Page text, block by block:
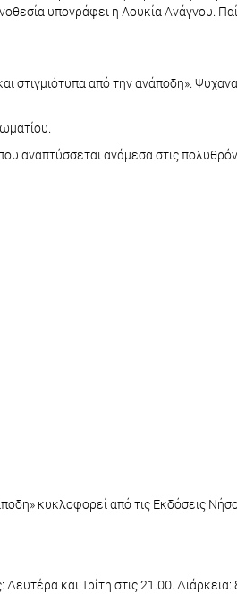
υπογράφει η Λουκία Ανάγνου.
στιγμιότυπα από την ανάποδη».
ανάμεσα στις
κυκλοφορεί από τις Εκδόσεις
και Τρίτη στις 21.00. Διάρκεια: